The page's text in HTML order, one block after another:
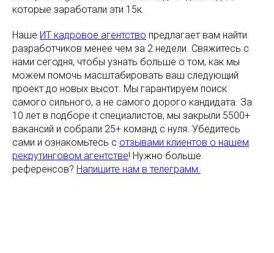
которые заработали эти 15к.
Наше ИТ кадровое агентство предлагает вам найти
разработчиков менее чем за 2 недели. Свяжитесь с
нами сегодня, чтобы узнать больше о том, как мы
можем помочь масштабировать ваш следующий
проект до новых высот. Мы гарантируем поиск
самого сильного, а не самого дорого кандидата. За
10 лет в подборе it специалистов, мы закрыли 5500+
вакансий и собрали 25+ команд с нуля. Убедитесь
сами и ознакомьтесь с отзывами клиентов о нашем
рекрутинговом агентстве! Нужно больше
референсов? Напишите нам в телеграмм.